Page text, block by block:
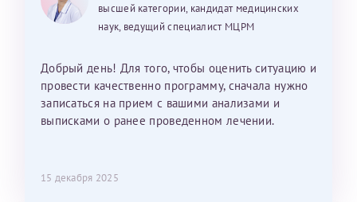
высшей категории, кандидат медицинских
наук, ведущий специалист МЦРМ
Добрый день! Для того, чтобы оценить ситуацию и
провести качественно программу, сначала нужно
записаться на прием с вашими анализами и
выписками о ранее проведенном лечении.
15 декабря 2025